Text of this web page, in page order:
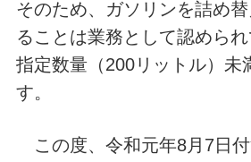
そのため、ガソリンを詰め
ることは業務として認めら
指定数量（200リットル）未
す。
この度、令和元年8月7日